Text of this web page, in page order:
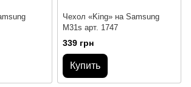
Чехол «King» на Samsung
M31s арт. 1747
339 грн
Купить